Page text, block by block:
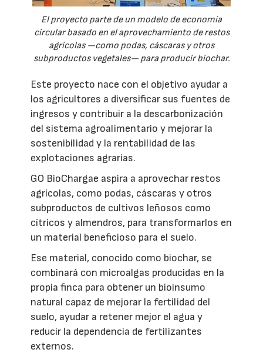
El proyecto parte de un modelo de economía
circular basado en el aprovechamiento de restos
agrícolas —como podas, cáscaras y otros
subproductos vegetales— para producir biochar.
Este proyecto nace con el objetivo ayudar a
los agricultores a diversificar sus fuentes de
ingresos y contribuir a la descarbonización
del sistema agroalimentario y mejorar la
sostenibilidad y la rentabilidad de las
explotaciones agrarias.
GO BioChargae aspira a aprovechar restos
agrícolas, como podas, cáscaras y otros
subproductos de cultivos leñosos como
cítricos y almendros, para transformarlos en
un material beneficioso para el suelo.
Ese material, conocido como biochar, se
combinará con microalgas producidas en la
propia finca para obtener un bioinsumo
natural capaz de mejorar la fertilidad del
suelo, ayudar a retener mejor el agua y
reducir la dependencia de fertilizantes
externos.